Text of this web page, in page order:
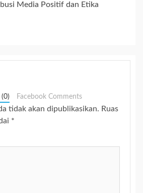
Media Positif dan Etika
Facebook Comments
tidak akan dipublikasikan. Ruas
*